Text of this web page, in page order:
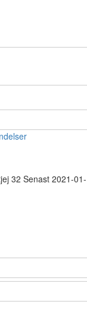
32 Senast 2021-